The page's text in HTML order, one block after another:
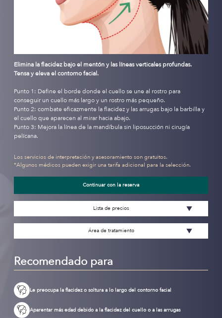
Elimina la flacidez bajo el mentón y las líneas verticales profundas.
Tensa y eleva el contorno facial.
Punto 1: Define el borde donde el cuello se une al rostro para
conseguir un cuello más largo y un rostro más pequeño.
Punto 2: combate eficazmente la flacidez y las arrugas bajo la barbilla y
el cuello que aparecen al mirar hacia abajo.
Punto 3: Mejora la línea de la mandíbula sin liposucción ni cirugía
pelícana.
Los servicios de interpretación y asesoramiento son gratuitos.
*Algunos médicos pueden exigir una tarifa adicional para la selección.
Continuar con la reserva
Lista de precios
Área de tratamiento
Recomendado para
Le preocupa la flacidez o soltura a lo largo del contorno facial
Aparentar más edad debido a la flacidez del cuello o a las arrugas